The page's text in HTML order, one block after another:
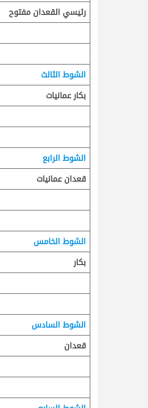
رئيسي القعدان مفتوح
الشوط الثالث
بكار عمانيات
الشوط الرابع
قعدان عمانيات
الشوط الخامس
بكار
الشوط السادس
قعدان